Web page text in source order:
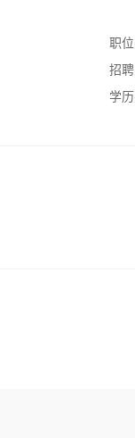
职位
招聘
学历